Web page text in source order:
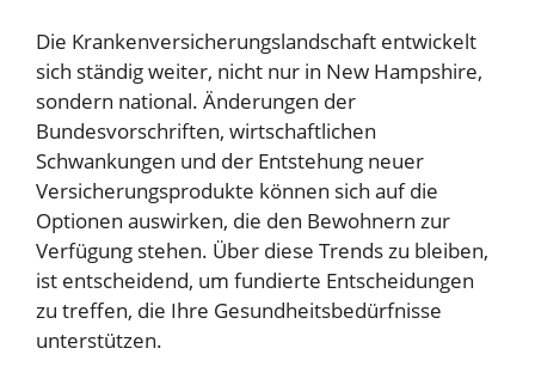
Die Krankenversicherungslandschaft entwickelt
sich ständig weiter, nicht nur in New Hampshire,
sondern national. Änderungen der
Bundesvorschriften, wirtschaftlichen
Schwankungen und der Entstehung neuer
Versicherungsprodukte können sich auf die
Optionen auswirken, die den Bewohnern zur
Verfügung stehen. Über diese Trends zu bleiben,
ist entscheidend, um fundierte Entscheidungen
zu treffen, die Ihre Gesundheitsbedürfnisse
unterstützen.